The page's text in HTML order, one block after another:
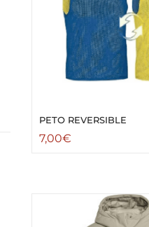
PETO REVERSIBLE
7,00€